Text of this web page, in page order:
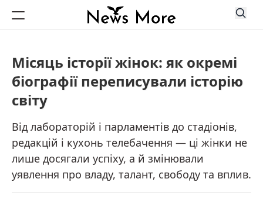
Місяць історії жінок: як окремі
біографії переписували історію
світу
Від лабораторій і парламентів до стадіонів,
редакцій і кухонь телебачення — ці жінки не
лише досягали успіху, а й змінювали
уявлення про владу, талант, свободу та вплив.